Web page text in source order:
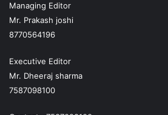
Managing Editor
Mr. Prakash joshi
8770564196
Executive Editor
Mr. Dheeraj sharma
7587098100